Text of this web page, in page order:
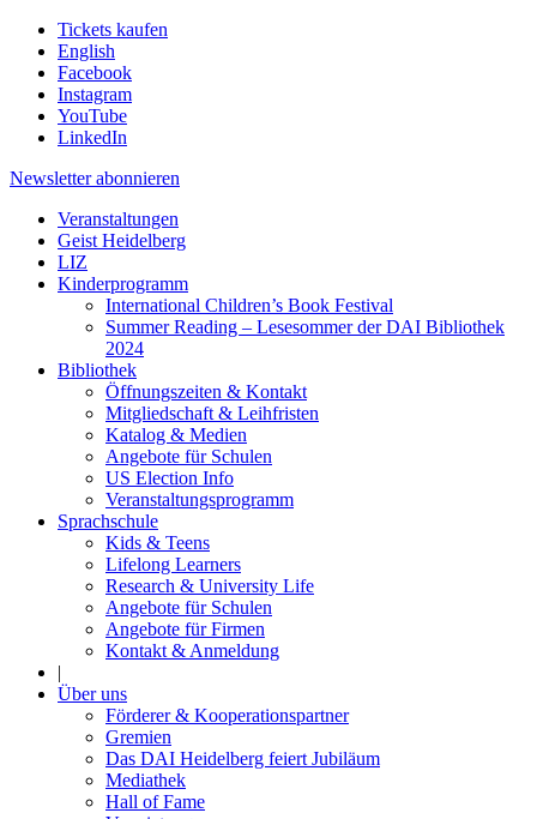
Tickets kaufen
English
Facebook
Instagram
YouTube
LinkedIn
Newsletter abonnieren
Veranstaltungen
Geist Heidelberg
LIZ
Kinderprogramm
International Children’s Book Festival
Summer Reading – Lesesommer der DAI Bibliothek
2024
Bibliothek
Öffnungszeiten & Kontakt
Mitgliedschaft & Leihfristen
Katalog & Medien
Angebote für Schulen
US Election Info
Veranstaltungsprogramm
Sprachschule
Kids & Teens
Lifelong Learners
Research & University Life
Angebote für Schulen
Angebote für Firmen
Kontakt & Anmeldung
|
Über uns
Förderer & Kooperationspartner
Gremien
Das DAI Heidelberg feiert Jubiläum
Mediathek
Hall of Fame